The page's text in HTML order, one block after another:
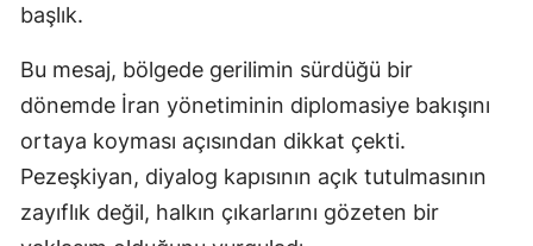
başlık.
Bu mesaj, bölgede gerilimin sürdüğü bir
dönemde İran yönetiminin diplomasiye bakışını
ortaya koyması açısından dikkat çekti.
Pezeşkiyan, diyalog kapısının açık tutulmasının
zayıflık değil, halkın çıkarlarını gözeten bir